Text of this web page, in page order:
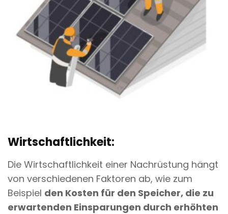
Wirtschaftlichkeit:
Die Wirtschaftlichkeit einer Nachrüstung hängt
von verschiedenen Faktoren ab, wie zum
Beispiel den Kosten für den Speicher, die zu
erwartenden Einsparungen durch erhöhten